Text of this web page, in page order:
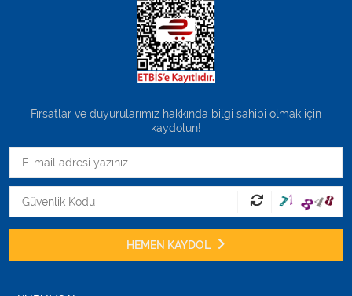
Fırsatlar ve duyurularımız hakkında bilgi sahibi olmak için
kaydolun!
HEMEN KAYDOL